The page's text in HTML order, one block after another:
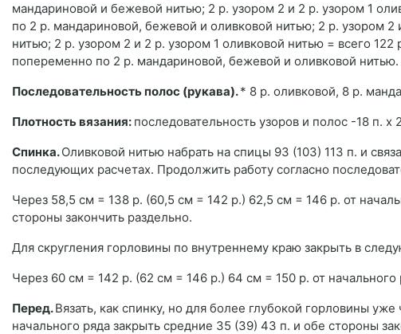
мандариновой и бежевой нитью; 2 р. узором 2 и 2 р. узором 1
по 2 р. мандариновой, бежевой и оливковой нитью; 2 р. узором
нитью; 2 р. узором 2 и 2 р. узором 1 оливковой нитью = всего
попеременно по 2 р. мандариновой, бежевой и оливковой нитью.
Последовательность полос (рукава).* 8 р. оливковой, 8 р.
Плотность вязания: последовательность узоров и полос -18 п. х
Спинка.Оливковой нитью набрать на спицы 93 (103) 113 п. и
последующих расчетах. Продолжить работу согласно
Через 58,5 см = 138 р. (60,5 см = 142 р.) 62,5 см = 146 р. от
стороны закончить раздельно.
Для скругления горловины по внутреннему краю закрыть в
Через 60 см = 142 р. (62 см = 146 р.) 64 см = 150 р. от
Перед.Вязать, как спинку, но для более глубокой горловины
начального ряда закрыть средние 35 (39) 43 п. и обе стороны